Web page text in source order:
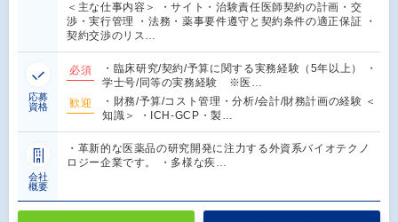
＜主な仕事内容＞ ・サイト・治験責任医師契約の計画・交
渉・実行管理 ・法務・薬事要件遵守と契約条件の適正保証 ・
契約交渉のリス…
応募
資格
必須
・臨床研究/契約/予算に関する実務経験（5年以上） ・
学士号/同等の実務経験 ※医…
歓迎
・財務/予算/コスト管理・分析/会計/財務計画の経験 ＜
知識＞ ・ICH-GCP・製…
会社
概要
・革新的な医薬品の研究開発に注力する外資系バイオテクノ
ロジー企業です。 ・多様な疾…